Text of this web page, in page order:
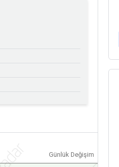
Günlük Değişim